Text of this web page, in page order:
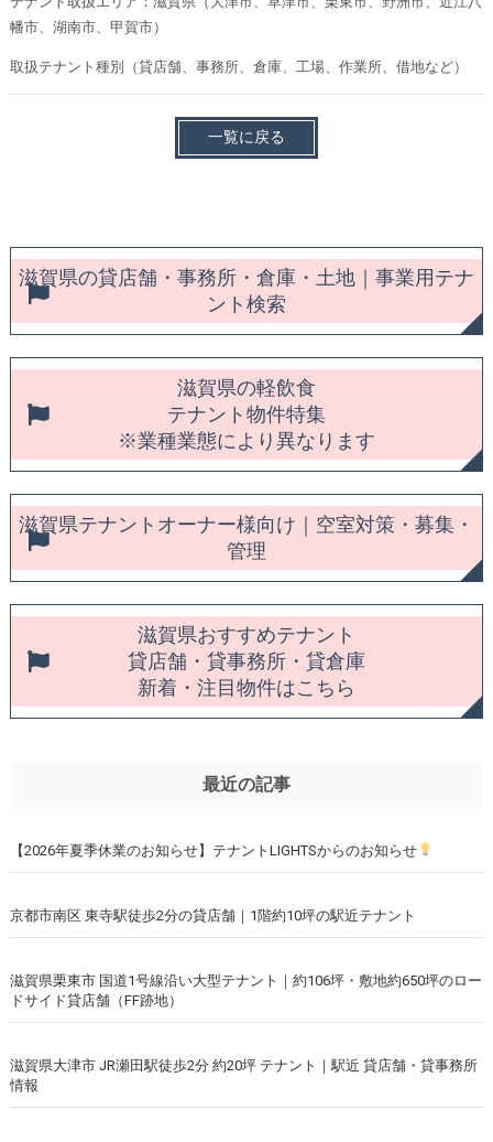
幡市、湖南市、甲賀市）
取扱テナント種別（貸店舗、事務所、倉庫、工場、作業所、借地など）
一覧に戻る
滋賀県の貸店舗・事務所・倉庫・土地｜事業用テナ
ント検索
滋賀県の軽飲食
テナント物件特集
※業種業態により異なります
滋賀県テナントオーナー様向け｜空室対策・募集・
管理
滋賀県おすすめテナント
貸店舗・貸事務所・貸倉庫
新着・注目物件はこちら
最近の記事
【2026年夏季休業のお知らせ】テナントLIGHTSからのお知らせ
京都市南区 東寺駅徒歩2分の貸店舗｜1階約10坪の駅近テナント
滋賀県栗東市 国道1号線沿い大型テナント｜約106坪・敷地約650坪のロー
ドサイド貸店舗（FF跡地）
滋賀県大津市 JR瀬田駅徒歩2分 約20坪 テナント｜駅近 貸店舗・貸事務所
情報